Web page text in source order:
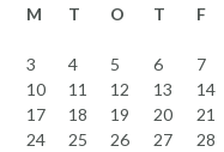
M
T O T F
3
4 5 6 7
10
11 12 13 14
17
18 19 20 21
24
25 26 27 28